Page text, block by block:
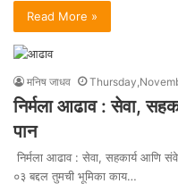
Read More »
मनिष जाधव
निर्मला आढाव : सेवा,
पान
निर्मला आढाव : सेवा, सहकार्य आणि
०३ बद्दल तुमची भूमिका काय…